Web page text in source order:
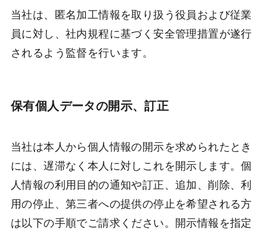
当社は、匿名加工情報を取り扱う役員および従業
員に対し、社内規程に基づく安全管理措置が遂行
されるよう監督を行います。
保有個人データの開示、訂正
当社は本人から個人情報の開示を求められたとき
には、遅滞なく本人に対しこれを開示します。個
人情報の利用目的の通知や訂正、追加、削除、利
用の停止、第三者への提供の停止を希望される方
は以下の手順でご請求ください。開示情報を指定